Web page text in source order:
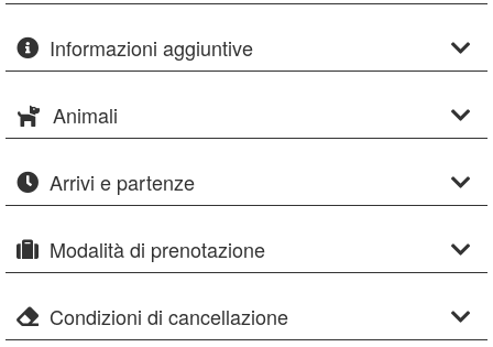
Informazioni aggiuntive
Animali
Arrivi e partenze
Modalità di prenotazione
Condizioni di cancellazione